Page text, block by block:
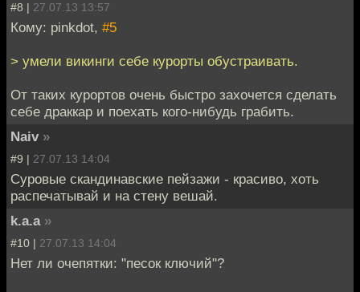
#8 | 27.07.13 13:57
Кому: pinkdot, #5
> умели викинги себе курорты обустраивать.
От таких курортов очень быстро захочется сделать
себе драккар и поехать кого-нибудь грабить.
Naiv »
#9 | 27.07.13 14:04
Суровые скандинавские пейзажи - красиво, хоть
распечатывай и на стену вешай.
k.a.a »
#10 | 27.07.13 14:04
Нет ли очепятки: "песок ключий"?